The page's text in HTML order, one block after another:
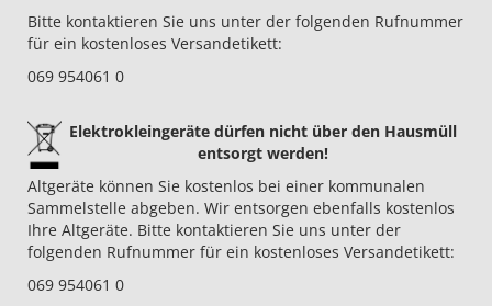
Bitte kontaktieren Sie uns unter der folgenden Rufnummer
für ein kostenloses Versandetikett:
069 954061 0
Elektrokleingeräte dürfen nicht über den Hausmüll
entsorgt werden!
Altgeräte können Sie kostenlos bei einer kommunalen
Sammelstelle abgeben. Wir entsorgen ebenfalls kostenlos
Ihre Altgeräte. Bitte kontaktieren Sie uns unter der
folgenden Rufnummer für ein kostenloses Versandetikett:
069 954061 0